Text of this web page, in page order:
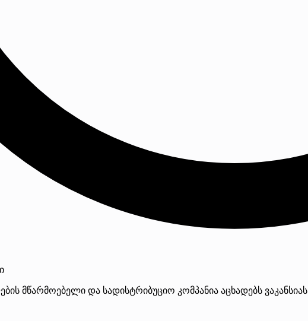
მწარმოებელი და სადისტრიბუციო კომპანია აცხადებს ვაკანსიას